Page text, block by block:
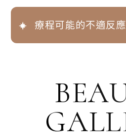
療程可能的不適反